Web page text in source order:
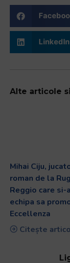
LinkedIn
Alte articole
Mihai Ciju,
roman de la
Reggio care si-
echipa sa
Eccellenza
Citește